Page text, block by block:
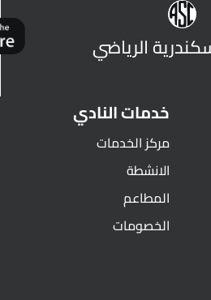
الرياضي
خدمات النادي
مركز الخدمات
الانشطة
المطاعم
الخصومات